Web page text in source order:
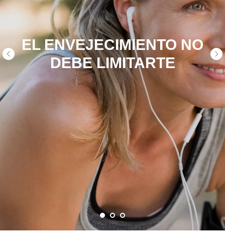
EL ENVEJECIMIENTO NO
DEBE LIMITARTE